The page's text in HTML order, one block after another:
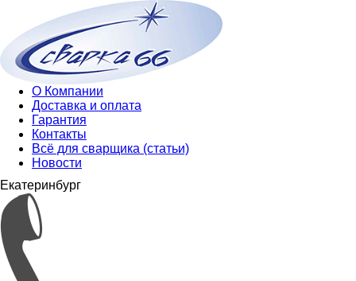
О Компании
Доставка и оплата
Гарантия
Контакты
Всё для сварщика (статьи)
Новости
Екатеринбург